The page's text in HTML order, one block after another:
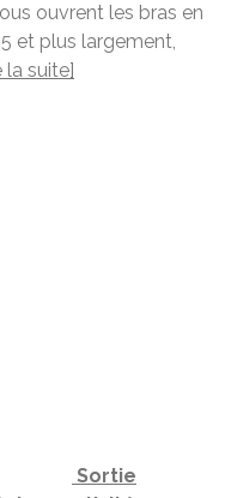
ouvrent les bras en
et plus largement,
la suite]
Sortie